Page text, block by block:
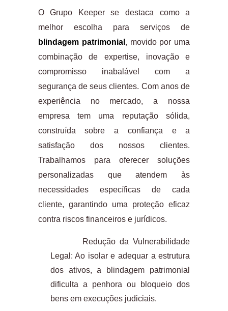
O Grupo Keeper se destaca como a
melhor escolha para serviços de
blindagem patrimonial , movido por uma
combinação de expertise, inovação e
compromisso inabalável com a
segurança de seus clientes. Com anos de
experiência no mercado, a nossa
empresa tem uma reputação sólida,
construída sobre a confiança e a
satisfação dos nossos clientes.
Trabalhamos para oferecer soluções
personalizadas que atendem às
necessidades específicas de cada
cliente, garantindo uma proteção eficaz
contra riscos financeiros e jurídicos.
Redução da Vulnerabilidade
Legal: Ao isolar e adequar a estrutura
dos ativos, a blindagem patrimonial
dificulta a penhora ou bloqueio dos
bens em execuções judiciais.